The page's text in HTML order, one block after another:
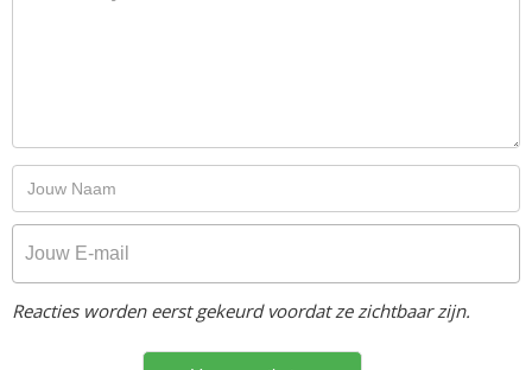
Reacties worden eerst gekeurd voordat ze zichtbaar zijn.